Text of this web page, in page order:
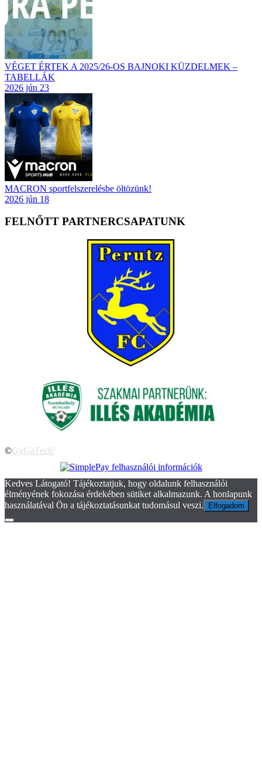
VÉGET ÉRTEK A 2025/26-OS BAJNOKI KÜZDELMEK –
TABELLÁK
2026 jún 23
MACRON sportfelszerelésbe öltözünk!
2026 jún 18
FELNŐTT PARTNERCSAPATUNK
©GyGaTech'
Kedves Látogató! Tájékoztatjuk, hogy oldalunk felhasználói
élményének fokozása érdekében sütiket alkalmazunk. A honlapunk
használatával Ön a tájékoztatásunkat tudomásul veszi.
Elfogadom